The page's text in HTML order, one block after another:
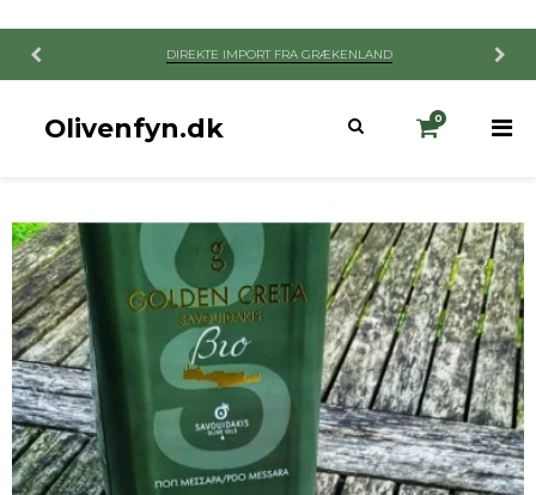
DIREKTE IMPORT FRA GRÆKENLAND
Olivenfyn.dk 0